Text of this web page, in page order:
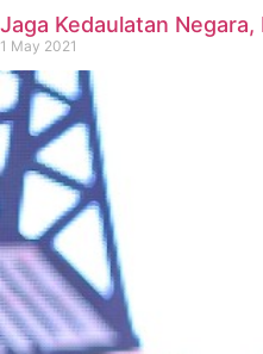
Jaga Kedaulatan
1 May 2021